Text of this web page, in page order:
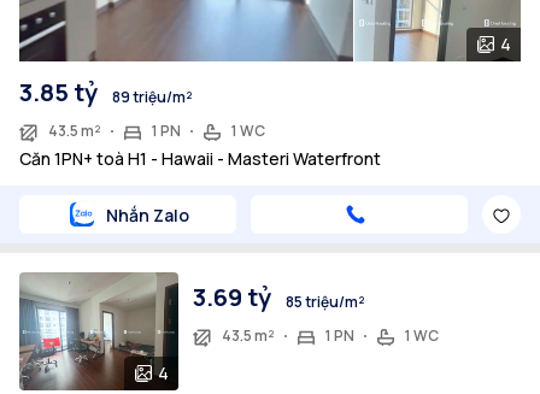
4
3.85 tỷ
89 triệu/m²
43.5 m²
1 PN 1 WC
Căn 1PN+ toà H1 - Hawaii - Masteri Waterfront
Nhắn Zalo
4
3.69 tỷ
85 triệu/m²
43.5 m²
1 PN 1 WC